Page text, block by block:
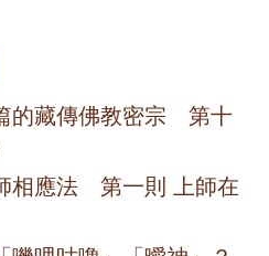
的藏傳佛教密宗 第十
相應法 第一則 上師在